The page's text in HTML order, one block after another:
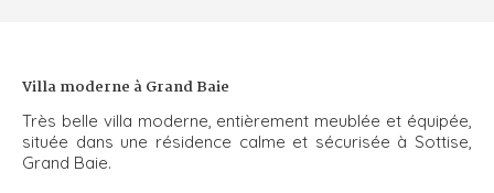
Villa moderne à Grand Baie
Très belle villa moderne, entièrement meublée et équipée,
située dans une résidence calme et sécurisée à Sottise,
Grand Baie.